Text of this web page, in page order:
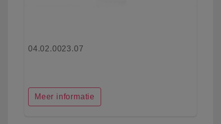
04.02.0023.07
Meer informatie